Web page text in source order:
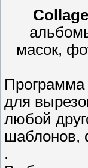
масок,
Программа
для
любой
шаблонов,
.